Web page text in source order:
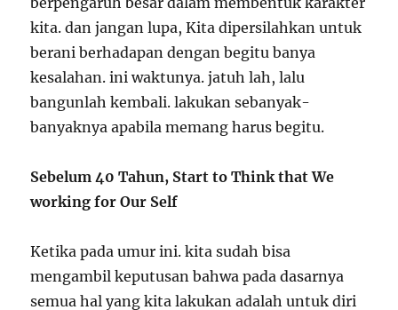
kita. dan jangan lupa, Kita dipersilahkan untuk
berani berhadapan dengan begitu banya
kesalahan. ini waktunya. jatuh lah, lalu
bangunlah kembali. lakukan sebanyak-
banyaknya apabila memang harus begitu.
Sebelum 40 Tahun, Start to Think that We
working for Our Self
Ketika pada umur ini. kita sudah bisa
mengambil keputusan bahwa pada dasarnya
semua hal yang kita lakukan adalah untuk diri